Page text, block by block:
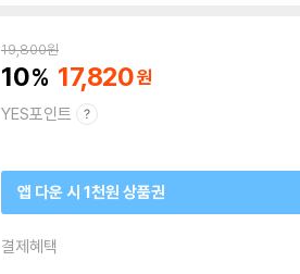
19,800원
10 17,820
YES포인트
앱 다운 시 1천원 상품권
결제혜택